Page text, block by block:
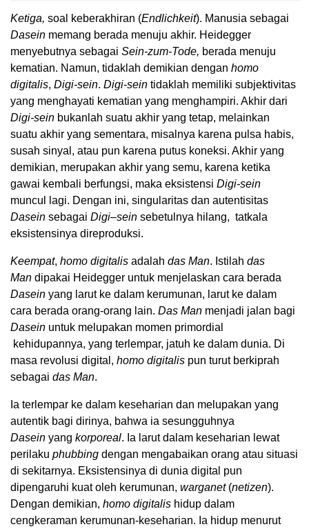
Ketiga, soal keberakhiran (Endlichkeit). Manusia sebagai
Dasein memang berada menuju akhir. Heidegger
menyebutnya sebagai Sein-zum-Tode, berada menuju
kematian. Namun, tidaklah demikian dengan homo
digitalis, Digi-sein. Digi-sein tidaklah memiliki subjektivitas
yang menghayati kematian yang menghampiri. Akhir dari
Digi-sein bukanlah suatu akhir yang tetap, melainkan
suatu akhir yang sementara, misalnya karena pulsa habis,
susah sinyal, atau pun karena putus koneksi. Akhir yang
demikian, merupakan akhir yang semu, karena ketika
gawai kembali berfungsi, maka eksistensi Digi-sein
muncul lagi. Dengan ini, singularitas dan autentisitas
Dasein sebagai Digi–sein sebetulnya hilang, tatkala
eksistensinya direproduksi.
Keempat, homo digitalis adalah das Man. Istilah das
Man dipakai Heidegger untuk menjelaskan cara berada
Dasein yang larut ke dalam kerumunan, larut ke dalam
cara berada orang-orang lain. Das Man menjadi jalan bagi
Dasein untuk melupakan momen primordial
kehidupannya, yang terlempar, jatuh ke dalam dunia. Di
masa revolusi digital, homo digitalis pun turut berkiprah
sebagai das Man.
Ia terlempar ke dalam keseharian dan melupakan yang
autentik bagi dirinya, bahwa ia sesungguhnya
Dasein yang korporeal. Ia larut dalam keseharian lewat
perilaku phubbing dengan mengabaikan orang atau situasi
di sekitarnya. Eksistensinya di dunia digital pun
dipengaruhi kuat oleh kerumunan, warganet(netizen).
Dengan demikian, homo digitalis hidup dalam
cengkeraman kerumunan-keseharian. Ia hidup menurut